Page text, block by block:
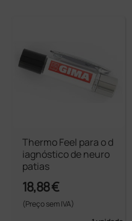
Thermo Feel para o d
iagnóstico de neuro
patias
18,88 €
(Preço sem IVA)